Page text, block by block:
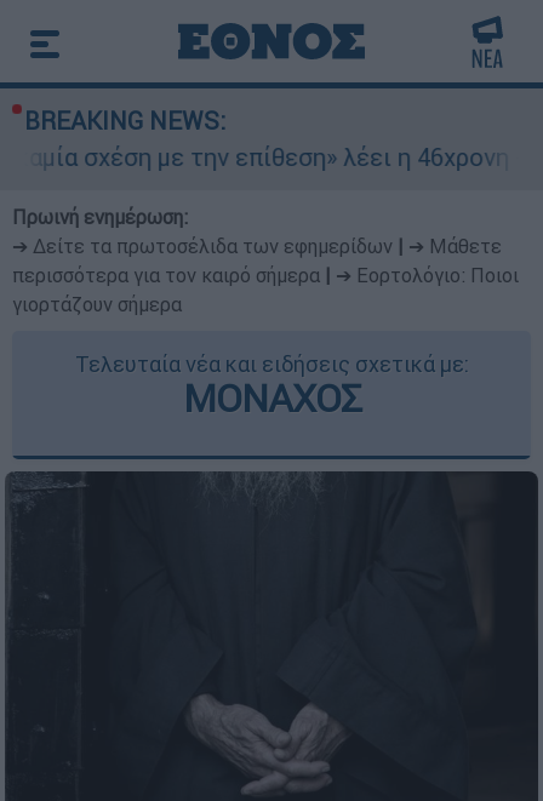
BREAKING NEWS:
την επίθεση» λέει η 46χρονη - Τι
Πρωινή ενημέρωση:
➔ Δείτε τα πρωτοσέλιδα των εφημερίδων
➔ Μάθετε
περισσότερα για τον καιρό σήμερα
➔ Εορτολόγιο: Ποιοι
γιορτάζουν σήμερα
Τελευταία νέα και ειδήσεις σχετικά με:
ΜΟΝΑΧΟΣ